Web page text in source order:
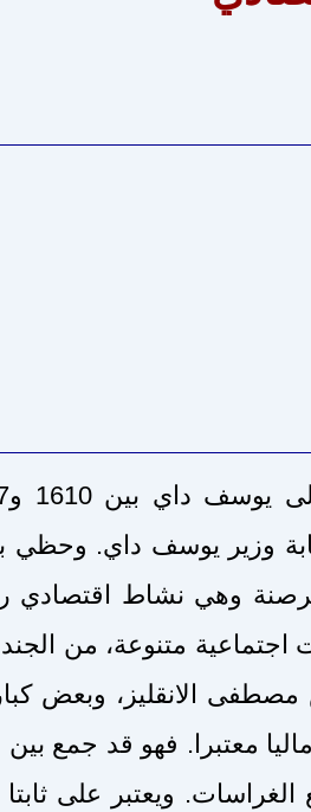
وزير يوسف داي. وحظي
وهي نشاط اقتصادي
متنوعة، من الجند
الانقليز، وبعض
معتبرا. فهو قد جمع بين
الغراسات. ويعتبر على